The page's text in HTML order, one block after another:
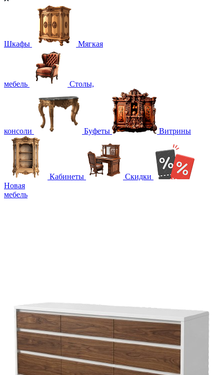
Шкафы Мягкая
мебель Столы,
консоли Буфеты Витрины
Кабинеты
Скидки
Новая
мебель